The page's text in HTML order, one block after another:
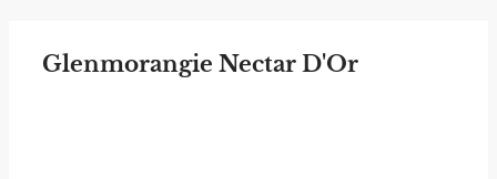
Glenmorangie Nectar D'Or